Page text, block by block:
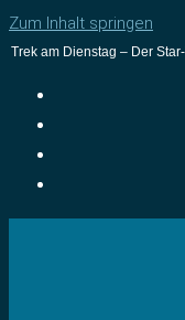
Zum Inhalt springen
Trek am Dienstag – Der